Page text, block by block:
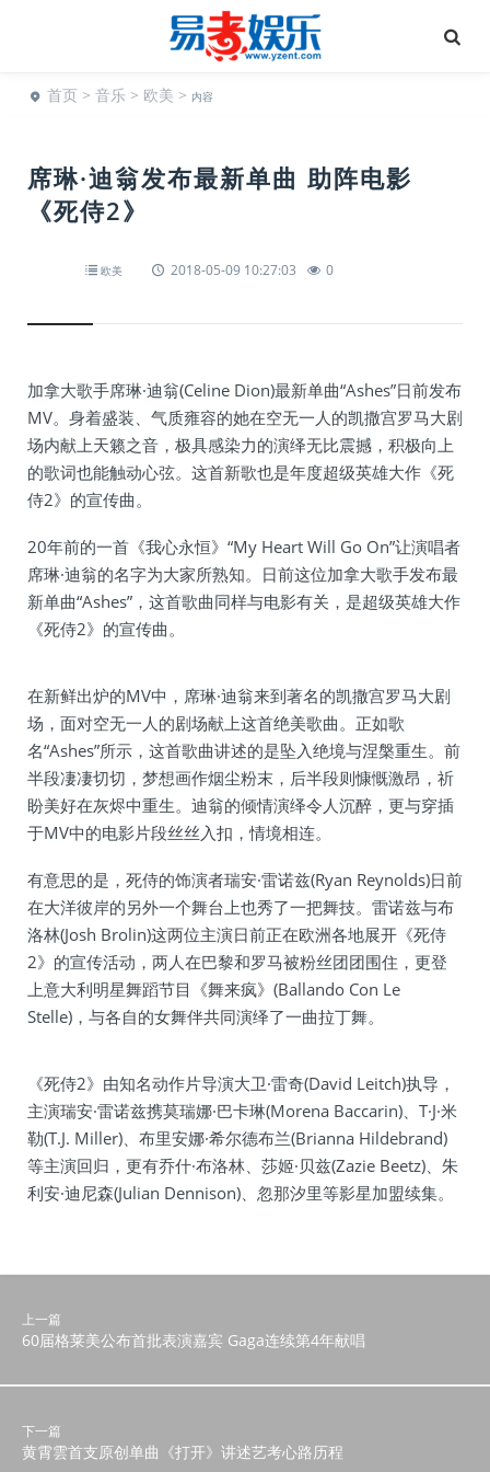
首页 > 音乐 > 欧美 > 内容
席琳·迪翁发布最新单曲 助阵电影
《死侍2》
欧美 2018-05-09 10:27:03 0
加拿大歌手席琳·迪翁(Celine Dion)最新单曲“Ashes”日前发布
MV。身着盛装、气质雍容的她在空无一人的凯撒宫罗马大剧
场内献上天籁之音，极具感染力的演绎无比震撼，积极向上
的歌词也能触动心弦。这首新歌也是年度超级英雄大作《死
侍2》的宣传曲。
20年前的一首《我心永恒》“My Heart Will Go On”让演唱者
席琳·迪翁的名字为大家所熟知。日前这位加拿大歌手发布最
新单曲“Ashes”，这首歌曲同样与电影有关，是超级英雄大作
《死侍2》的宣传曲。
在新鲜出炉的MV中，席琳·迪翁来到著名的凯撒宫罗马大剧
场，面对空无一人的剧场献上这首绝美歌曲。正如歌
名“Ashes”所示，这首歌曲讲述的是坠入绝境与涅槃重生。前
半段凄凄切切，梦想画作烟尘粉末，后半段则慷慨激昂，祈
盼美好在灰烬中重生。迪翁的倾情演绎令人沉醉，更与穿插
于MV中的电影片段丝丝入扣，情境相连。
有意思的是，死侍的饰演者瑞安·雷诺兹(Ryan Reynolds)日前
在大洋彼岸的另外一个舞台上也秀了一把舞技。雷诺兹与布
洛林(Josh Brolin)这两位主演日前正在欧洲各地展开《死侍
2》的宣传活动，两人在巴黎和罗马被粉丝团团围住，更登
上意大利明星舞蹈节目《舞来疯》(Ballando Con Le
Stelle)，与各自的女舞伴共同演绎了一曲拉丁舞。
《死侍2》由知名动作片导演大卫·雷奇(David Leitch)执导，
主演瑞安·雷诺兹携莫瑞娜·巴卡琳(Morena Baccarin)、T·J·米
勒(T.J. Miller)、布里安娜·希尔德布兰(Brianna Hildebrand)
等主演回归，更有乔什·布洛林、莎姬·贝兹(Zazie Beetz)、朱
利安·迪尼森(Julian Dennison)、忽那汐里等影星加盟续集。
上一篇
60届格莱美公布首批表演嘉宾 Gaga连续第4年献唱
下一篇
黄霄雲首支原创单曲《打开》讲述艺考心路历程